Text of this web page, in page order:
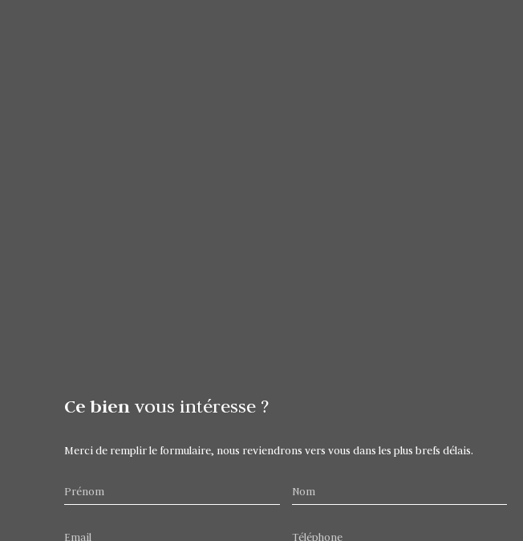
Ce bien vous intéresse ?
Merci de remplir le formulaire, nous reviendrons vers vous dans les plus brefs délais.
Prénom Nom
Email Téléphone